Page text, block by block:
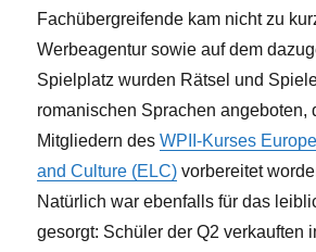
Fachübergreifende kam nicht zu
Werbeagentur sowie auf dem
Spielplatz wurden Rätsel und
romanischen Sprachen angeboten,
Mitgliedern desWPII-Kurses
and Culture (ELC) vorbereitet
Natürlich war ebenfalls für das
gesorgt: Schüler der Q2 verkauften